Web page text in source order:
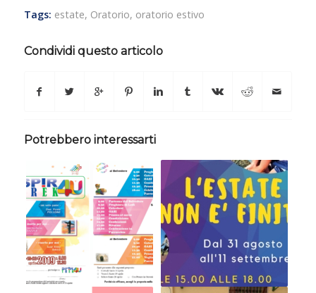
Tags: estate, Oratorio, oratorio estivo
Condividi questo articolo
Potrebbero interessarti